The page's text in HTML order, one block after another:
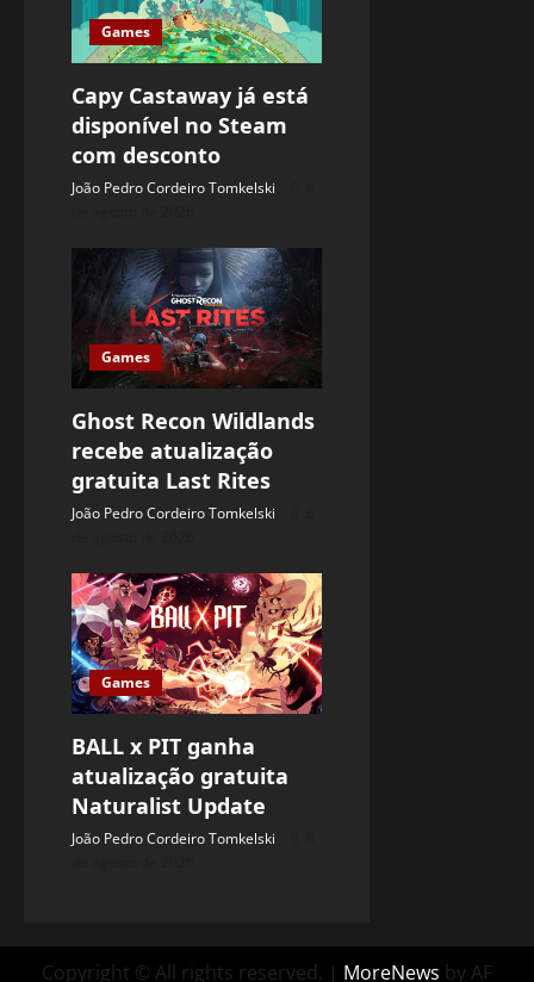
Games
Capy Castaway já está
disponível no Steam
com desconto
João Pedro Cordeiro Tomkelski
Games
Ghost Recon Wildlands
recebe atualização
gratuita Last Rites
João Pedro Cordeiro Tomkelski
Games
BALL x PIT ganha
atualização gratuita
Naturalist Update
João Pedro Cordeiro Tomkelski
Copyright © All rights reserved. | MoreNews by AF